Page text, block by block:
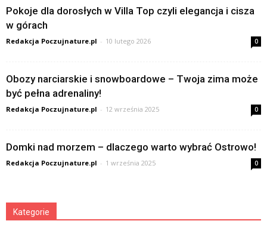
Pokoje dla dorosłych w Villa Top czyli elegancja i cisza
w górach
Redakcja Poczujnature.pl - 10 lutego 2026 0
Obozy narciarskie i snowboardowe – Twoja zima może
być pełna adrenaliny!
Redakcja Poczujnature.pl - 12 września 2025 0
Domki nad morzem – dlaczego warto wybrać Ostrowo!
Redakcja Poczujnature.pl - 1 września 2025 0
Kategorie